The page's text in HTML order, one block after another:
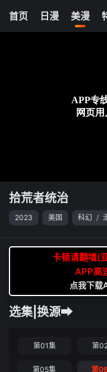
首页 日漫 美漫
拾荒者统治
2023 美国 科幻 /
卡顿请翻墙(
APP高
点我下载
选集|换源➡
第01集 第
第05集 第